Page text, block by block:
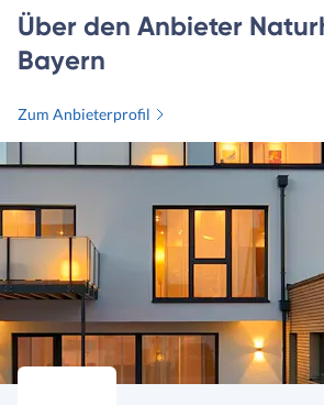
Über den Anbieter
Bayern
Zum Anbieterprofil